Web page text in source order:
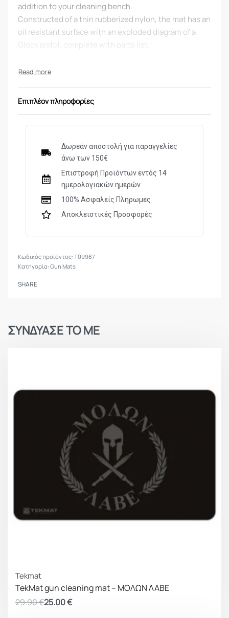
addition to your cleaning bench.
Constructed of a thin rubberized nylon, the mat has an
oil resistant surface with an exploded diagram of a
Glock pistol, complete with parts list.
Color:
Επιπλέον πληροφορίες
Δωρεάν αποστολή για παραγγελίες
άνω των 150€
Επιστροφή Προϊόντων εντός 14
ημερολογιακών ημερών
100% Ασφαλείς Πληρωμες
Αποκλειστικές Προσφορές
Τ09987
Κατηγορία:Gun Mats
SHARE
ΣΥΝΔΥΑΣΕ ΤΟ ΜΕ
Tekmat
TekMat gun cleaning mat – ΜΟΛΩΝ ΛΑΒΕ
29.90€25.00€